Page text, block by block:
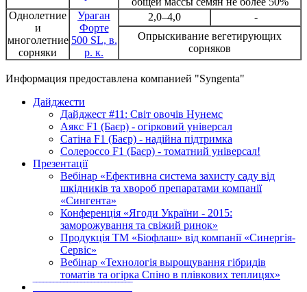
Однолетние
и
многолетние
сорняки
Ураган
Форте
500 SL, в.
р. к.
2,0–4,0
-
Опрыскивание вегетирующих
сорняков
Информация предоставлена компанией "Syngenta"
Дайджести
Дайджест #11: Світ овочів Нунемс
Аякс F1 (Баєр) - огірковий універсал
Сатіна F1 (Баєр) - надійна підтримка
Солероссо F1 (Баєр) - томатний універсал!
Презентації
Вебінар «Ефективна система захисту саду від
шкідників та хвороб препаратами компанії
«Сингента»
Конференція «Ягоди України - 2015:
заморожування та свіжий ринок»
Продукція ТМ «Біофлаш» від компанії «Синергія-
Сервіс»
Вебінар «Технологія вырощування гібридів
томатів та огірка Спіно в плівкових теплицях»